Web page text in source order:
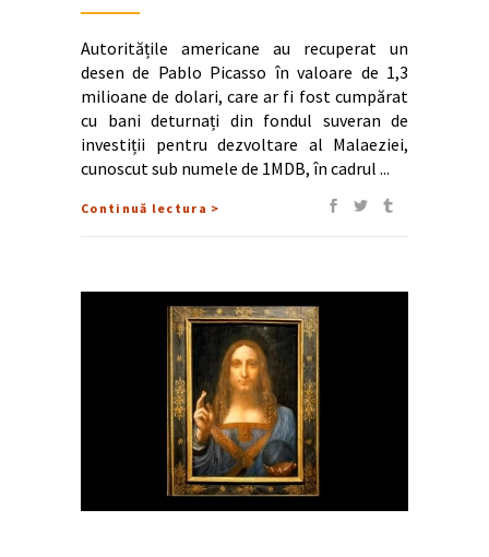
Autoritățile americane au recuperat un
desen de Pablo Picasso în valoare de 1,3
milioane de dolari, care ar fi fost cumpărat
cu bani deturnați din fondul suveran de
investiții pentru dezvoltare al Malaeziei,
cunoscut sub numele de 1MDB, în cadrul
Continuă lectura >